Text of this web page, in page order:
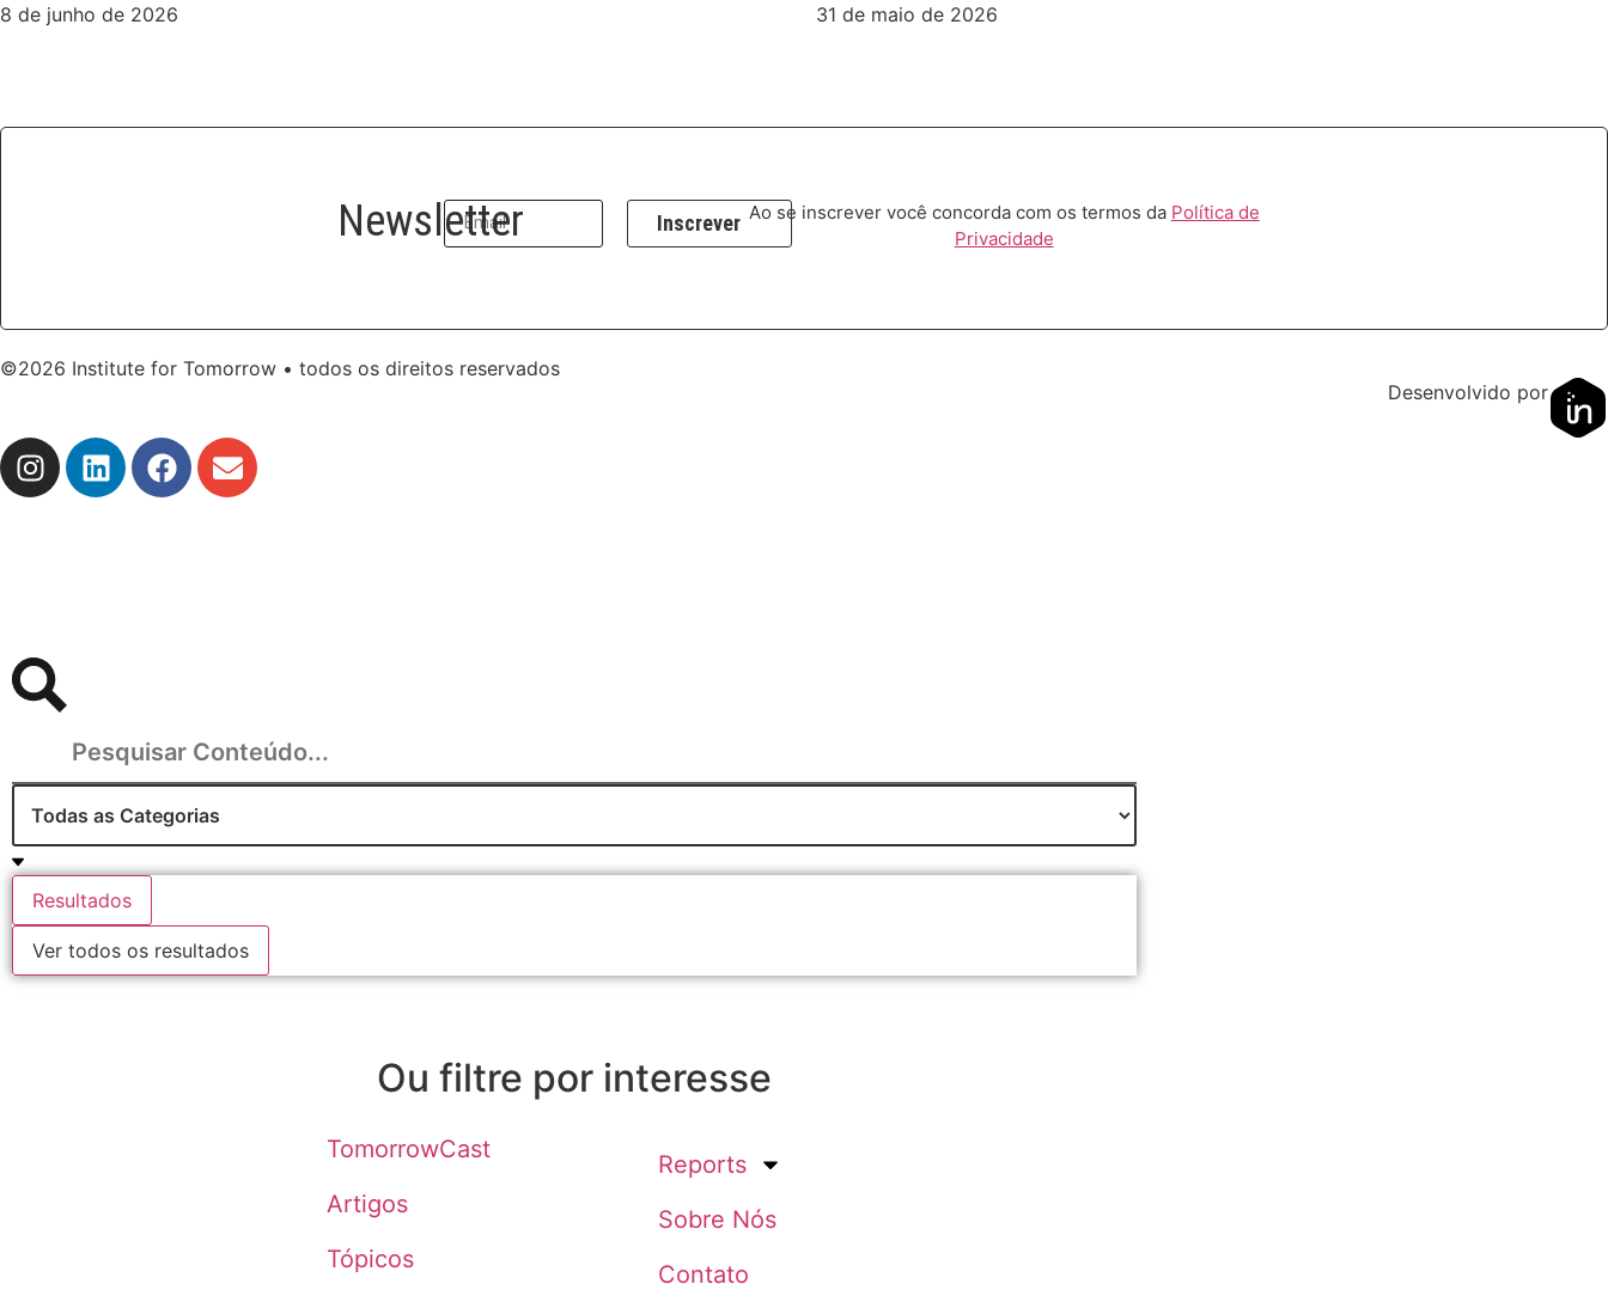
8 de junho de 2026
31 de maio de 2026
Newsletter Inscrever Ao se inscrever você concorda com os termos da Política de
Privacidade
©2026 Institute for Tomorrow • todos os direitos reservados
Desenvolvido por
Resultados
Ver todos os resultados
Ou filtre por interesse
TomorrowCast
Artigos
Tópicos
Reports
Sobre Nós
Contato